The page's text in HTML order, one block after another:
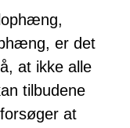
er det
at ikke alle
tilbudene
at